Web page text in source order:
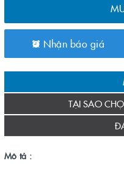
Nhận báo giá
TẠI SAO
Mô tả :